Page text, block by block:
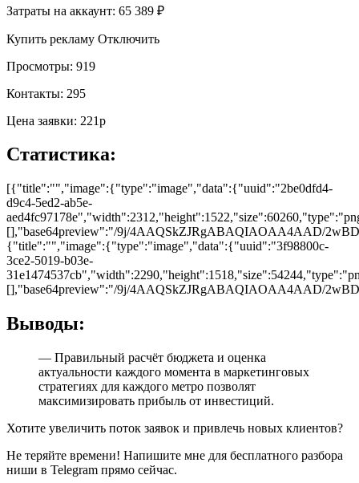
Затраты на аккаунт: 65 389 ₽
Купить рекламу Отключить
Просмотры: 919
Контакты: 295
Цена заявки: 221р
Статистика:
[{"title":"","image":{"type":"image","data":{"uuid":"2be0dfd4-
d9c4-5ed2-ab5e-
[],"base64preview":"/9j/4AAQSkZJRgABAQIAOAA4AAD/
{"title":"","image":{"type":"image","data":{"uuid":"3f98800c-
3ce2-5019-b03e-
[],"base64preview":"/9j/4AAQSkZJRgABAQIAOAA4AAD/
Выводы:
— Правильный расчёт бюджета и оценка
актуальности каждого момента в маркетинговых
стратегиях для каждого метро позволят
максимизировать прибыль от инвестиций.
Хотите увеличить поток заявок и привлечь новых клиентов?
Не теряйте времени! Напишите мне для бесплатного разбора
ниши в Telegram прямо сейчас.